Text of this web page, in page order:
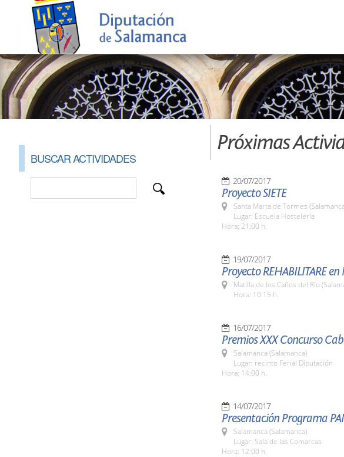
BUSCAR ACTIVIDADES
Próximas
20/07/2017
Proyecto SIETE
Santa Marta de Tormes
Lugar: Escuela Hostelería
Hora: 21:00 h.
19/07/2017
Proyecto REHABILITARE
Matilla de los Caños del Río
Hora: 10:15 h.
16/07/2017
Premios XXX Concurso
Salamanca (Salamanca)
Lugar: recinto Ferial Diputación
Hora: 14:00 h.
14/07/2017
Presentación Programa
Salamanca (Salamanca)
Lugar: Sala de las Comarcas
Hora: 12:00 h.